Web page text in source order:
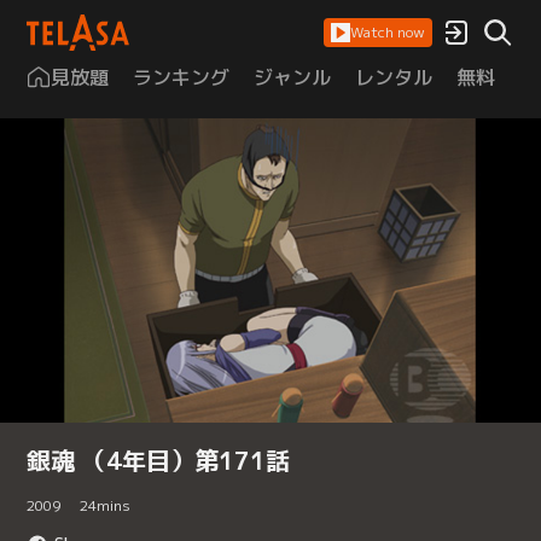
Watch now
見放題 ランキング ジャンル レンタル 無料
銀魂 （4年目）第171話
2009 24mins